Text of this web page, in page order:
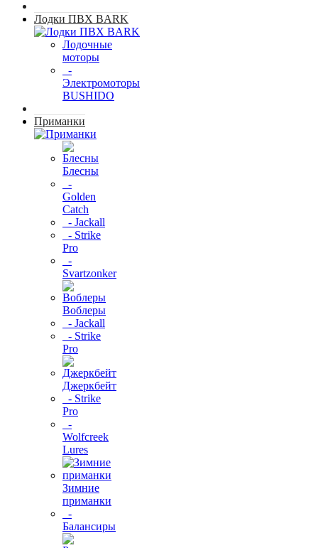
Лодки ПВХ BARK
Лодочные
моторы
-
Электромоторы
BUSHIDO
Приманки
Блесны
-
Golden
Catch
- Jackall
- Strike
Pro
-
Svartzonker
Воблеры
- Jackall
- Strike
Pro
Джеркбейт
- Strike
Pro
-
Wolfcreek
Lures
Зимние
приманки
-
Балансиры